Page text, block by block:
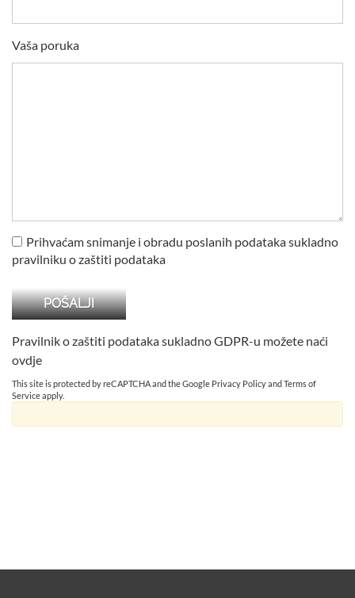
Vaša poruka
Prihvaćam snimanje i obradu poslanih podataka sukladno
pravilniku o zaštiti podataka
Pravilnik o zaštiti podataka sukladno GDPR-u možete naći
ovdje
This site is protected by reCAPTCHA and the Google Privacy PolicyandTerms of
Serviceapply.